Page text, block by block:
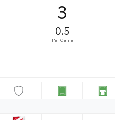
3
0.5
Per Game